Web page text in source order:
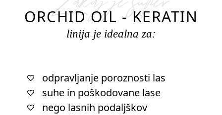
ORCHID OIL - KERATIN
linija je idealna za:
odpravljanje poroznosti las
suhe in poškodovane lase
nego lasnih podaljškov